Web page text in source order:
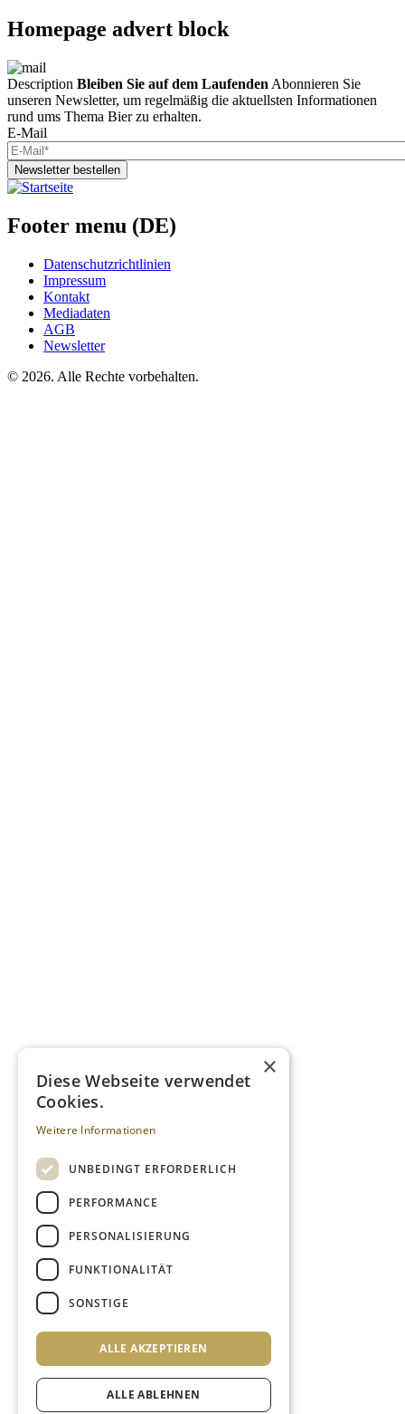
Homepage advert block
Description Bleiben Sie auf dem Laufenden Abonnieren Sie
unseren Newsletter, um regelmäßig die aktuellsten Informationen
rund ums Thema Bier zu erhalten.
E-Mail
Newsletter bestellen
Footer menu (DE)
Datenschutzrichtlinien
Impressum
Kontakt
Mediadaten
AGB
Newsletter
© 2026. Alle Rechte vorbehalten.
×
Diese Webseite verwendet
Cookies.
Weitere Informationen
UNBEDINGT ERFORDERLICH
PERFORMANCE
PERSONALISIERUNG
FUNKTIONALITÄT
SONSTIGE
ALLE AKZEPTIEREN
ALLE ABLEHNEN